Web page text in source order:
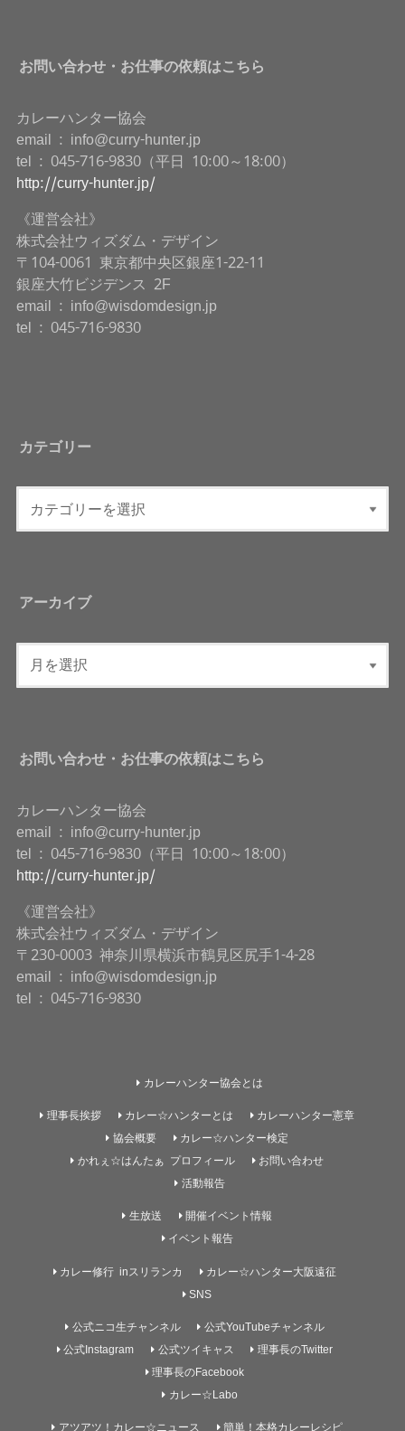
お問い合わせ・お仕事の依頼はこちら
カレーハンター協会
email : info@curry-hunter.jp
tel : 045-716-9830（平日 10:00～18:00）
http://curry-hunter.jp/
《運営会社》
株式会社ウィズダム・デザイン
〒104-0061 東京都中央区銀座1-22-11
銀座大竹ビジデンス 2F
email : info@wisdomdesign.jp
tel : 045-716-9830
カテゴリー
アーカイブ
お問い合わせ・お仕事の依頼はこちら
カレーハンター協会
email : info@curry-hunter.jp
tel : 045-716-9830（平日 10:00～18:00）
http://curry-hunter.jp/
《運営会社》
株式会社ウィズダム・デザイン
〒230-0003 神奈川県横浜市鶴見区尻手1-4-28
email : info@wisdomdesign.jp
tel : 045-716-9830
カレーハンター協会とは
理事長挨拶 カレー☆ハンターとは
カレーハンター憲章
協会概要
カレー☆ハンター検定
かれぇ☆はんたぁ プロフィール
お問い合わせ
活動報告
生放送
開催イベント情報
イベント報告
カレー修行 inスリランカ
カレー☆ハンター大阪遠征
SNS
公式ニコ生チャンネル
公式YouTubeチャンネル
公式Instagram
公式ツイキャス
理事長のTwitter
理事長のFacebook
カレー☆Labo
アツアツ！カレー☆ニュース 簡単！本格カレーレシピ